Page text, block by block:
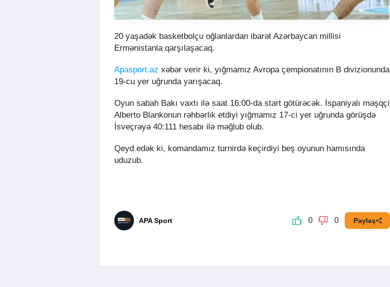
20 yaşadək basketbolçu oğlanlardan ibarət Azərbaycan millisi
Ermənistanla qarşılaşacaq.
Apasport.az xəbər verir ki, yığmamız Avropa çempionatının B divizionunda
19-cu yer uğrunda yarışacaq.
Oyun sabah Bakı vaxtı ilə saat 16:00-da start götürəcək. İspaniyalı məşqçi
Alberto Blankonun rəhbərlik etdiyi yığmamız 17-ci yer uğrunda görüşdə
İsveçrəyə 40:111 hesabı ilə məğlub olub.
Qeyd edək ki, komandamız turnirdə keçirdiyi beş oyunun hamısında
uduzub.
APA Sport 0 0 Paylaş